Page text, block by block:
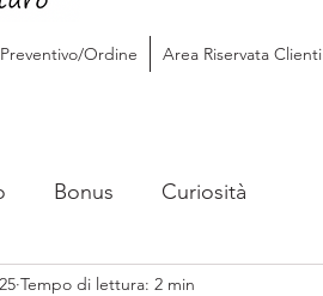
Ordine Area Riservata Clienti
Bonus Curiosità
Tempo di lettura: 2 min